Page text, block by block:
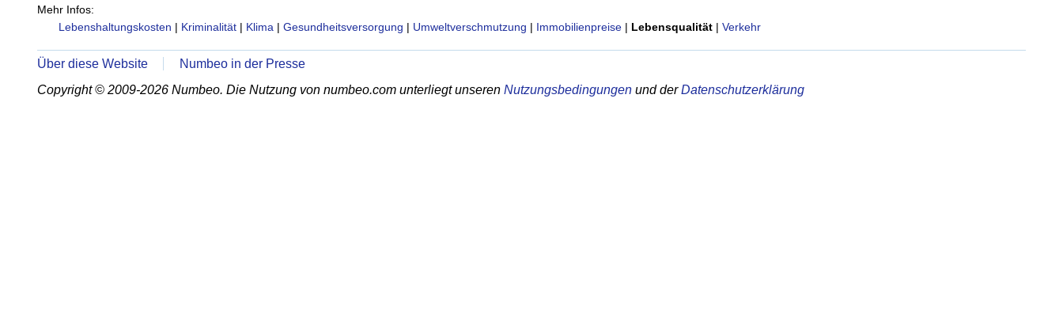
Mehr Infos:
Lebenshaltungskosten | Kriminalität | Klima | Gesundheitsversorgung | Umweltverschmutzung | Immobilienpreise | Lebensqualität | Verkehr
Über diese Website
Numbeo in der Presse
Copyright © 2009-2026 Numbeo. Die Nutzung von numbeo.com unterliegt unseren Nutzungsbedingungen und derDatenschutzerklärung